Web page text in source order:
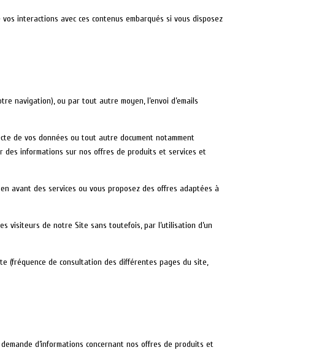
interactions avec ces contenus embarqués si vous disposez
navigation), ou par tout autre moyen, l’envoi d’emails
de vos données ou tout autre document notamment
des informations sur nos offres de produits et services et
avant des services ou vous proposez des offres adaptées à
visiteurs de notre Site sans toutefois, par l’utilisation d’un
(fréquence de consultation des différentes pages du site,
d’informations concernant nos offres de produits et